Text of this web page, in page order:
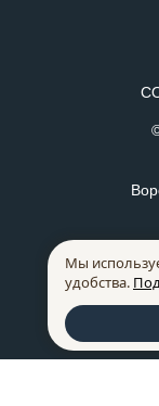
Мы
удобства.